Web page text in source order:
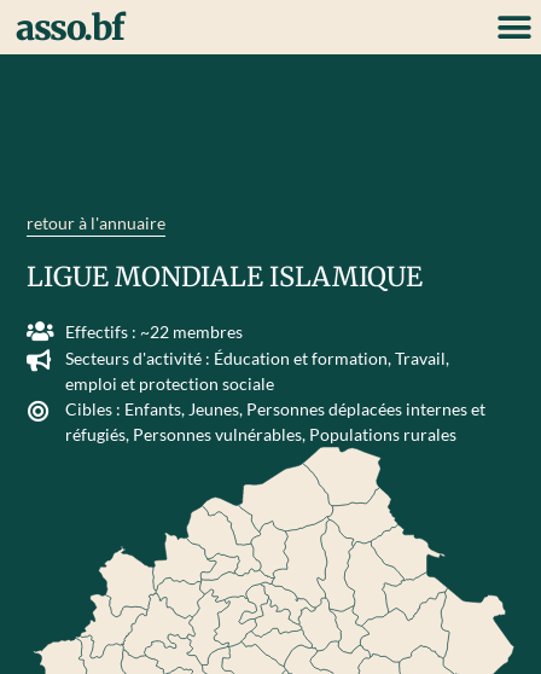
asso.bf
retour à l'annuaire
LIGUE MONDIALE ISLAMIQUE
Effectifs : ~22 membres
Secteurs d'activité : Éducation et formation,Travail,
emploi et protection sociale
Cibles : Enfants,Jeunes, Personnes déplacées internes et
réfugiés, Personnes vulnérables, Populations rurales